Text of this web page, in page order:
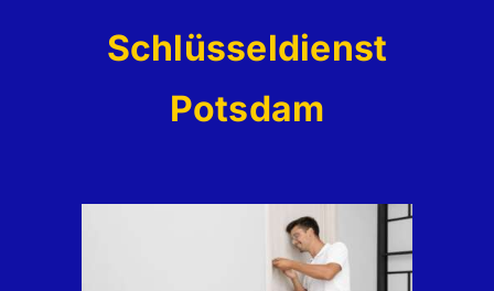
Schlüsseldienst
Potsdam